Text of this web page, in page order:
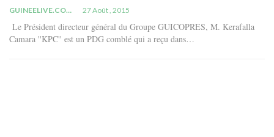
GUINEELIVE.COM 27 Août , 2015
Le Président directeur général du Groupe GUICOPRES, M. Kerafalla
Camara ''KPC'' est un PDG comblé qui a reçu dans…